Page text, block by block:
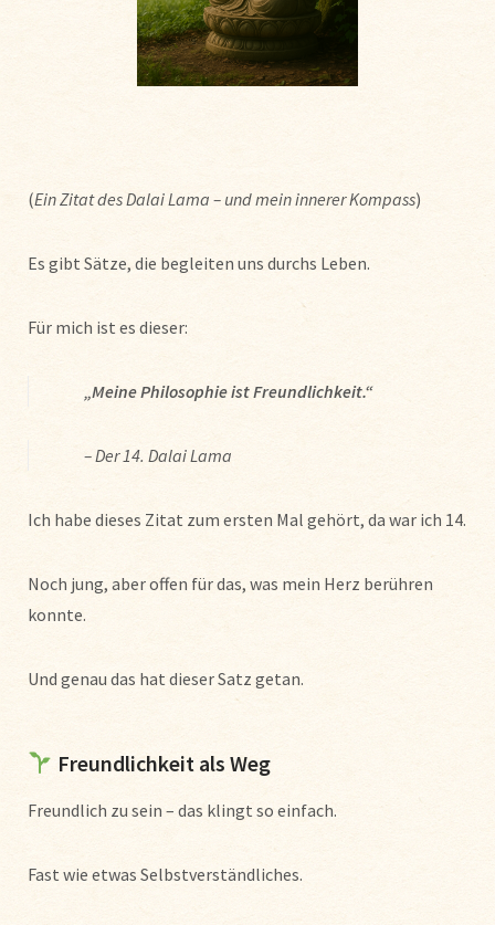
(Ein Zitat des Dalai Lama – und mein innerer Kompass)
Es gibt Sätze, die begleiten uns durchs Leben.
Für mich ist es dieser:
„Meine Philosophie ist Freundlichkeit.“
– Der 14. Dalai Lama
Ich habe dieses Zitat zum ersten Mal gehört, da war ich 14.
Noch jung, aber offen für das, was mein Herz berühren
konnte.
Und genau das hat dieser Satz getan.
Freundlichkeit als Weg
Freundlich zu sein – das klingt so einfach.
Fast wie etwas Selbstverständliches.